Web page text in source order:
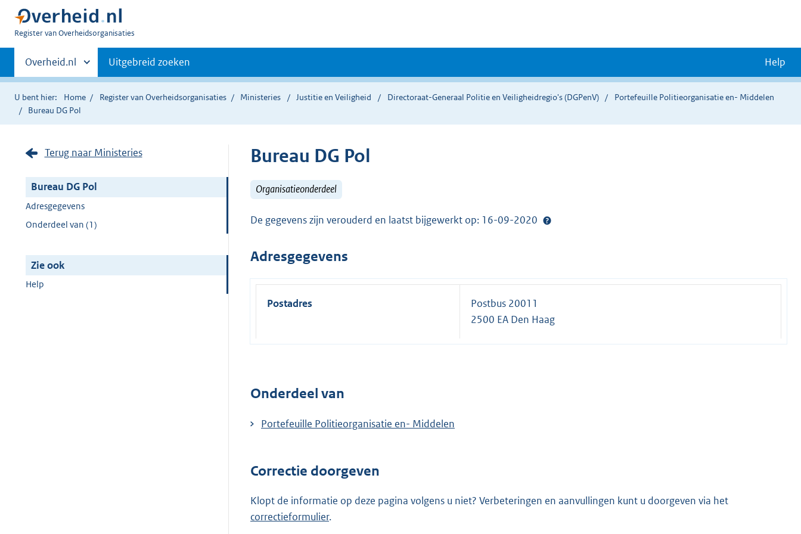
U
Register van Overheidsorganisaties
Primaire
navigatie
Andere
sites
binnen
Overheid.nl Uitgebreid zoeken Help
U bent hier: Home Register van Overheidsorganisaties Ministeries Justitie en Veiligheid Directoraat-Generaal Politie en Veiligheidregio's (DGPenV)
Portefeuille Politieorganisatie en- Middelen
Bureau DG Pol
Terug naar Ministeries
Bureau DG Pol
Adresgegevens
Onderdeel van (1)
Zie ook
Help
Bureau DG Pol
Organisatieonderdeel
De gegevens zijn verouderd en laatst bijgewerkt op: 16-09-2020
Adresgegevens
Postadres
Postbus 20011
2500 EA Den Haag
Onderdeel van
Portefeuille Politieorganisatie en- Middelen
Correctie doorgeven
Klopt de informatie op deze pagina volgens u niet? Verbeteringen en aanvullingen kunt u doorgeven via het
correctieformulier.